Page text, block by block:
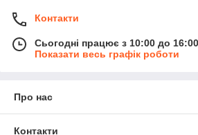
Контакти
Сьогодні працює з 10:00 до 16:00
Показати весь графік роботи
Про нас
Контакти